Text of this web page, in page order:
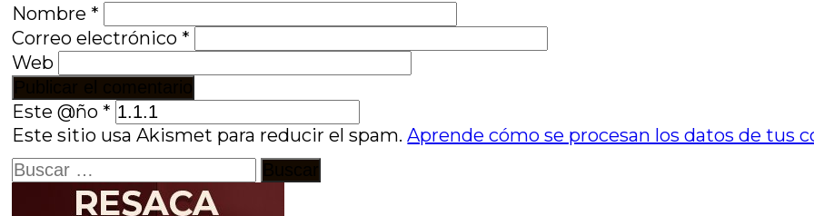
Nombre *
Correo electrónico *
Web
Este @ño *
Este sitio usa Akismet para reducir el spam.Aprende cómo se procesan los datos de tus
Buscar: